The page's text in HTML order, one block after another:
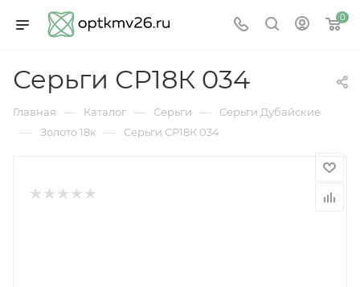
0
Серьги СР18К 034
Главная — Каталог — Серьги — Серьги Дубайские
— Золото 18к — Серьги СР18К 034